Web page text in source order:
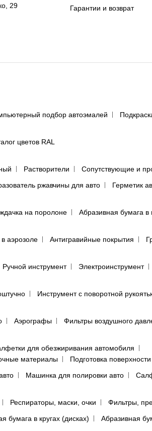
29
Гарантии и возврат
подбор автоэмалей
цветов RAL
Растворители Сопутствующие и
ржавчины для авто
Герметик
на поролоне Абразивная бумага в
в аэрозоле Антигравийные покрытия
Ручной инструмент Электроинструмент
Инструмент с поворотной
Аэрографы Фильтры воздушного
для обезжиривания автомобиля
материалы
Подготовка поверхности
Машинка для полировки авто
Респираторы, маски, очки
Фильтры,
бумага в кругах (дисках)
Абразивная